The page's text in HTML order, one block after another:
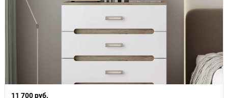
11 700 руб.